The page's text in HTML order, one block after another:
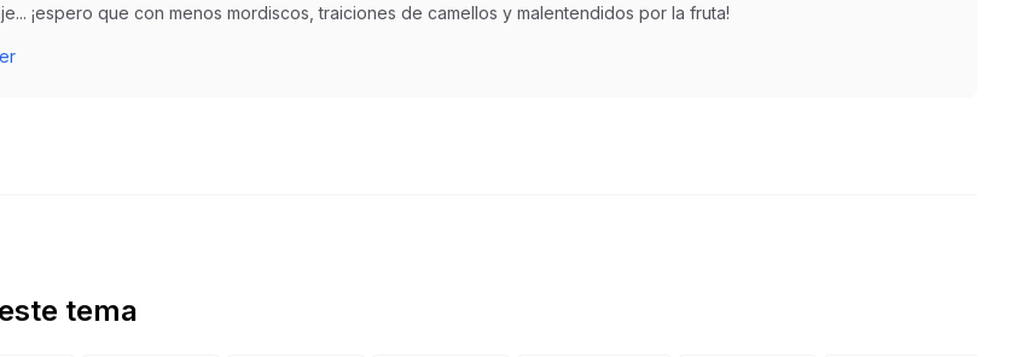
¡espero que con menos mordiscos, traiciones de camellos y malentendidos por la fruta!
tema